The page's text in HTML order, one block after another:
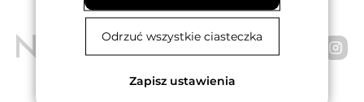
NOVET Spółka z o.o.
Odrzuć wszystkie ciasteczka
Zapisz ustawienia